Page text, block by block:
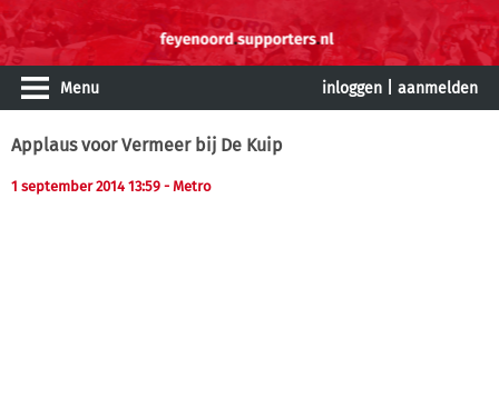
Menu inloggen aanmelden
Applaus voor Vermeer bij De Kuip
1 september 2014 13:59 - Metro